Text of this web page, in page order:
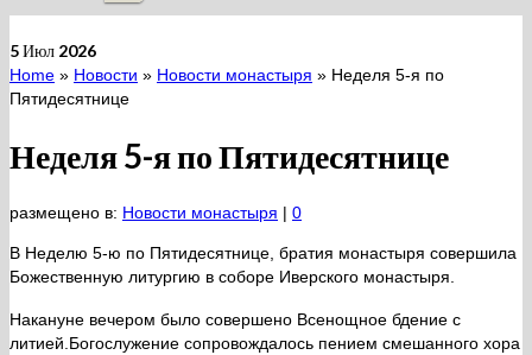
5Июл 2026
Home » Новости » Новости монастыря » Неделя 5-я по
Пятидесятнице
Неделя 5-я по Пятидесятнице
размещено в: Новости монастыря | 0
В Неделю 5-ю по Пятидесятнице, братия монастыря совершила
Божественную литургию в соборе Иверского монастыря.
Накануне вечером было совершено Всенощное бдение с
литией.Богослужение сопровождалось пением смешанного хора